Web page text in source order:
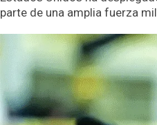
parte de una amplia fuerza